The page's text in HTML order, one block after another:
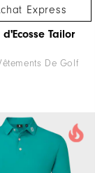
Express
Tailor
De Golf